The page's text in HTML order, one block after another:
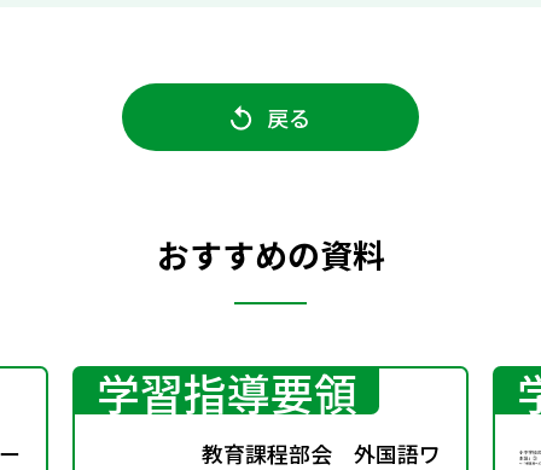
戻る
おすすめの資料
学習指導要領
教育課程部会 外国語ワ